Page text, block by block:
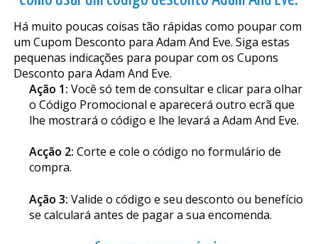
Há muito poucas coisas tão rápidas como poupar com
um Cupom Desconto para Adam And Eve. Siga estas
pequenas indicações para poupar com os Cupons
Desconto para Adam And Eve.
Ação 1: Você só tem de consultar e clicar para olhar
o Código Promocional e aparecerá outro ecrã que
lhe mostrará o código e lhe levará a Adam And Eve.
Acção 2: Corte e cole o código no formulário de
compra.
Ação 3: Valide o código e seu desconto ou benefício
se calculará antes de pagar a sua encomenda.